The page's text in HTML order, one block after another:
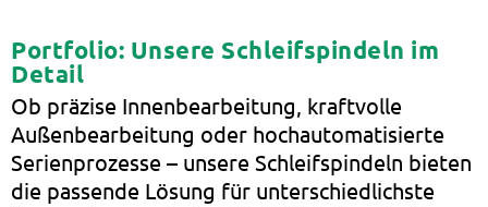
Portfolio: Unsere Schleifspindeln im
Detail
Ob präzise Innenbearbeitung, kraftvolle
Außenbearbeitung oder hochautomatisierte
Serienprozesse – unsere Schleifspindeln bieten
die passende Lösung für unterschiedlichste